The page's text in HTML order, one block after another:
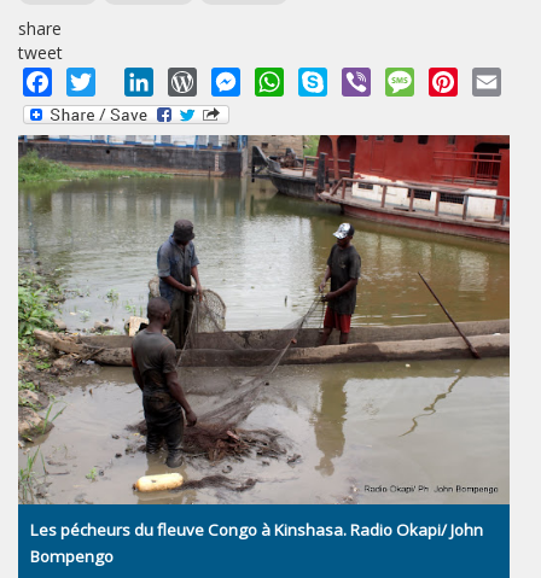
share
tweet
Facebook
Twitter LinkedInWordPressMessengerWhatsApp
Skype Viber MessagePinterest
Les pécheurs du fleuve Congo à Kinshasa. Radio Okapi/ John
Bompengo